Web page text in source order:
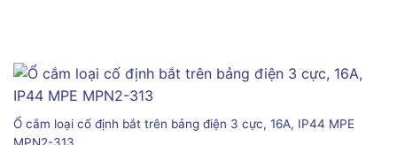
Ổ cắm loại cố định bắt trên bảng điện 3 cực, 16A, IP44 MPE